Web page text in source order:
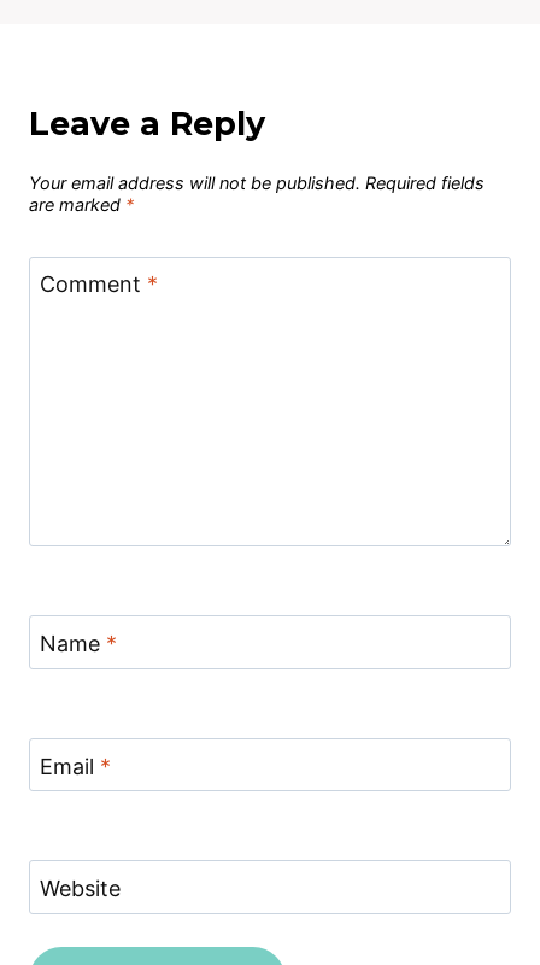
Leave a Reply
Your email address will not be published. Required fields
are marked *
Comment *
Name *
Email *
Website